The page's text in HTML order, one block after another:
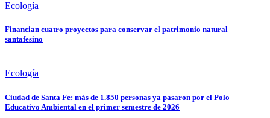
Ecología
Financian cuatro proyectos para conservar el patrimonio natural
santafesino
Ecología
Ciudad de Santa Fe: más de 1.850 personas ya pasaron por el Polo
Educativo Ambiental en el primer semestre de 2026